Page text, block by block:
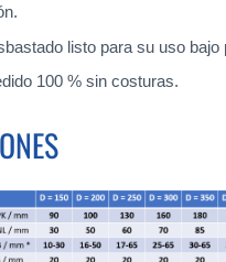
listo para su uso bajo
100 % sin costuras.